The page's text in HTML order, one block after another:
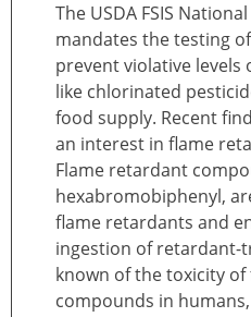
The USDA FSIS
mandates the testing
prevent violative
like chlorinated
food supply. Recent
an interest in flame
Flame retardant
hexabromobiphenyl,
flame retardants and
ingestion of retardant-
known of the toxicity
compounds in